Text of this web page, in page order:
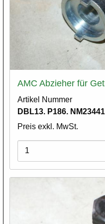
AMC Abzieher für
Artikel Nummer
DBL13. P186.
Preis exkl. MwSt.
Varianten